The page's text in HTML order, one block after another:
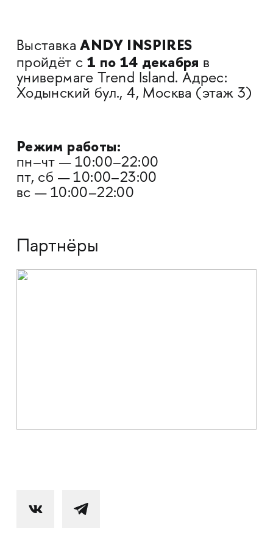
ВыставкаANDY INSPIRES
пройдёт с 1 по 14 декабря в
универмаге Trend Island. Адрес:
Ходынский бул., 4, Москва (этаж 3)
Режим работы:
пн–чт — 10:00–22:00
пт, сб — 10:00–23:00
вс — 10:00–22:00
Партнёры